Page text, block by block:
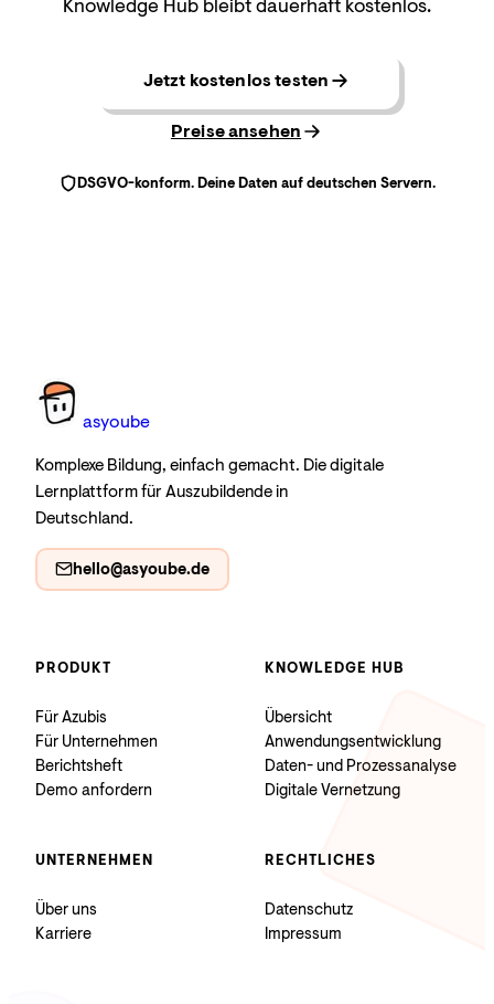
Knowledge Hub bleibt dauerhaft kostenlos.
Jetzt kostenlos testen
Preise ansehen
DSGVO-konform. Deine Daten auf deutschen Servern.
asyoube
Komplexe Bildung, einfach gemacht. Die digitale
Lernplattform für Auszubildende in
Deutschland.
hello@asyoube.de
PRODUKT
Für Azubis
Für Unternehmen
Berichtsheft
Demo anfordern
KNOWLEDGE HUB
Übersicht
Anwendungsentwicklung
Daten- und Prozessanalyse
Digitale Vernetzung
UNTERNEHMEN
Über uns
Karriere
RECHTLICHES
Datenschutz
Impressum